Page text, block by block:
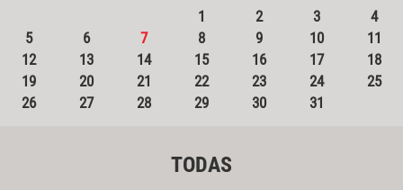
1
2 3
4
5
6 7 8 9 10
11
12
13 14 15 16 17
18
19
20 21 22 23 24
25
26
27 28 29 30 31
TODAS